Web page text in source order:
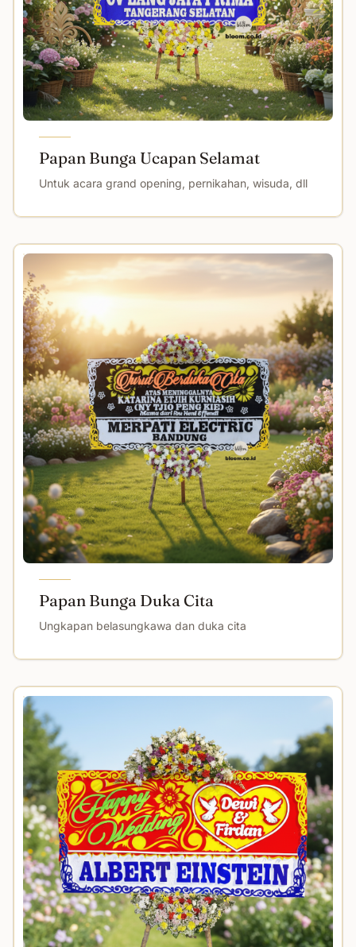
Papan Bunga Ucapan Selamat
Untuk acara grand opening, pernikahan, wisuda, dll
Papan Bunga Duka Cita
Ungkapan belasungkawa dan duka cita